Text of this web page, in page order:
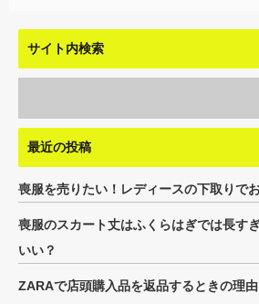
サイト内検索
最近の投稿
喪服を売りたい！レディースの下取りで
喪服のスカート丈はふくらはぎでは長す
いい？
ZARAで店頭購入品を返品するときの理